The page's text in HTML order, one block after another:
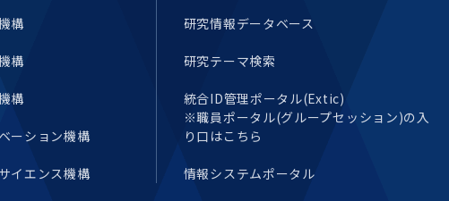
構
構
構
ーション機構
イエンス機構
研究情報データベース
研究テーマ検索
統合ID管理ポータル(Extic)
※職員ポータル(グループセッション)の入
り口はこちら
情報システムポータル